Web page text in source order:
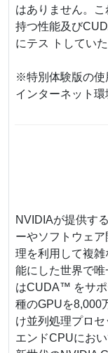
はありません。
持つ性能及び
にテス トしてい
※特別体験版の使
インターネット環
NVIDIAが提供す
ーやソフトウェ
理を利用して複
能にした世界で
はCUDA™ をサ
種のGPUを8,000
け並列処理プロ
エンドCPUにお